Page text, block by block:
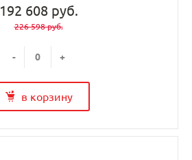
192 608 руб.
226 598 руб.
- +
в корзину